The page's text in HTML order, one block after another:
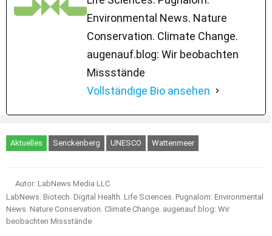
Environmental News. Nature
Conservation. Climate Change.
augenauf.blog: Wir beobachten
Missstände
Vollständige Bio ansehen
Aktuelles Senckenberg UNESCO Wattenmeer
Autor: LabNews Media LLC
LabNews: Biotech. Digital Health. Life Sciences. Pugnalom: Environmental
News. Nature Conservation. Climate Change. augenauf.blog: Wir
beobachten Missstände